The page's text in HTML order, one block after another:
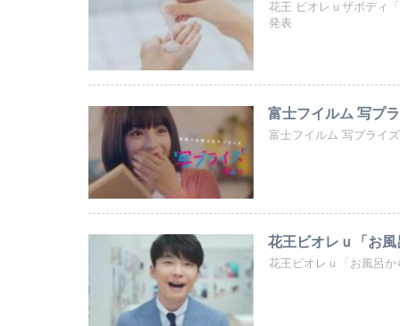
花王 ビオレｕザボディ
発表
富士フイルム 写プ
富士フイルム 写プライ
花王ビオレｕ「お
花王ビオレｕ「お風呂